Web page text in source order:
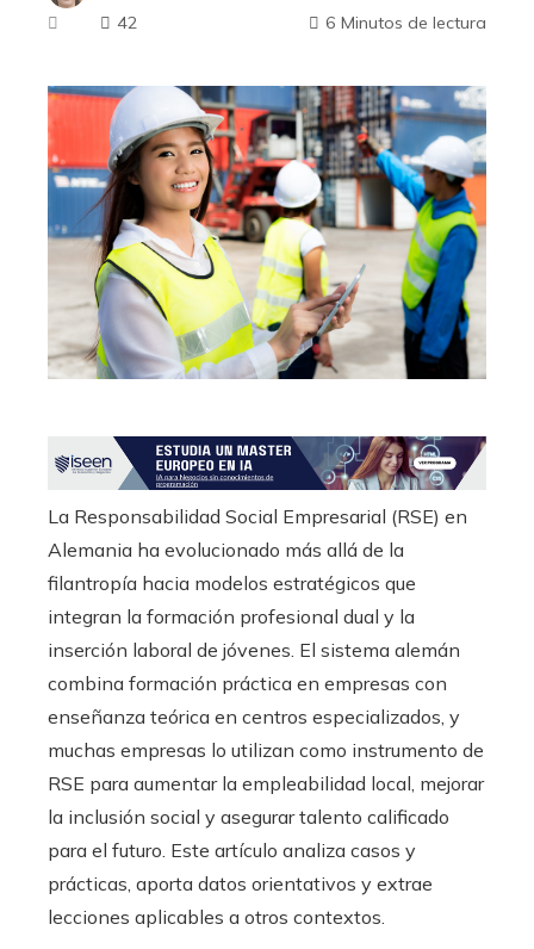
42
6 Minutos de lectura
La Responsabilidad Social Empresarial (RSE) en
Alemania ha evolucionado más allá de la
filantropía hacia modelos estratégicos que
integran la formación profesional dual y la
inserción laboral de jóvenes. El sistema alemán
combina formación práctica en empresas con
enseñanza teórica en centros especializados, y
muchas empresas lo utilizan como instrumento de
RSE para aumentar la empleabilidad local, mejorar
la inclusión social y asegurar talento calificado
para el futuro. Este artículo analiza casos y
prácticas, aporta datos orientativos y extrae
lecciones aplicables a otros contextos.